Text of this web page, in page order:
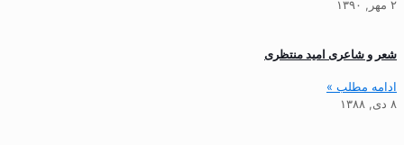
۲ مهر, ۱۳۹۰
شعر و شاعری امید منتظری
ادامه مطلب »
۸ دی, ۱۳۸۸